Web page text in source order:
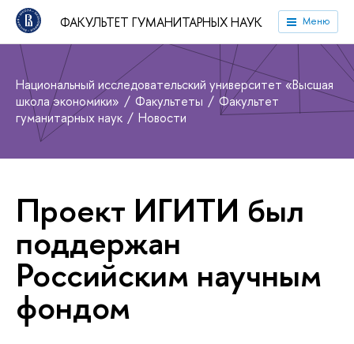
ФАКУЛЬТЕТ ГУМАНИТАРНЫХ НАУК Меню
Национальный исследовательский университет «Высшая
школа экономики»
Факультеты
Факультет
гуманитарных наук
Новости
Проект ИГИТИ был
поддержан
Российским научным
фондом